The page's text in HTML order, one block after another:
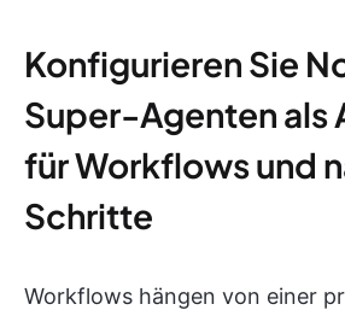
Konfigurieren Sie
Super-Agenten als
für Workflows und
Schritte
Workflows hängen von einer